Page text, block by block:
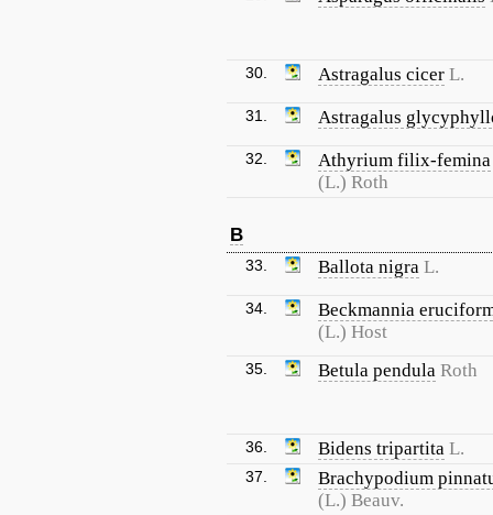
30. Astragalus cicer L.
31. Astragalus
32.
Athyrium filix-femina
(L.) Roth
B
33. Ballota nigra L.
34.
Beckmannia
(L.) Host
35. Betula pendula Roth
36. Bidens tripartita L.
37.
Brachypodium
(L.) Beauv.